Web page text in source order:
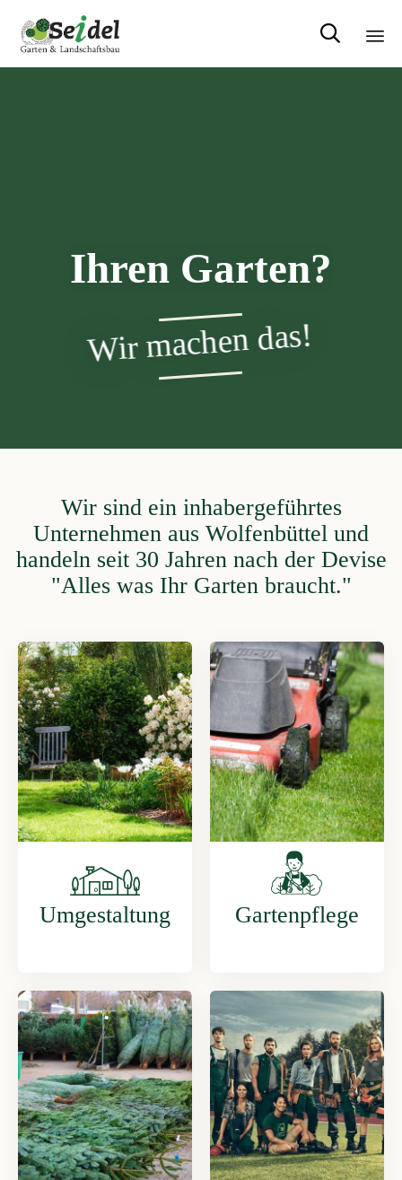

Ihren Garten?
Wir machen das!
Wir sind ein inhabergeführtes
Unternehmen aus Wolfenbüttel und
handeln seit 30 Jahren nach der Devise
"Alles was Ihr Garten braucht."
Umgestaltung Gartenpflege